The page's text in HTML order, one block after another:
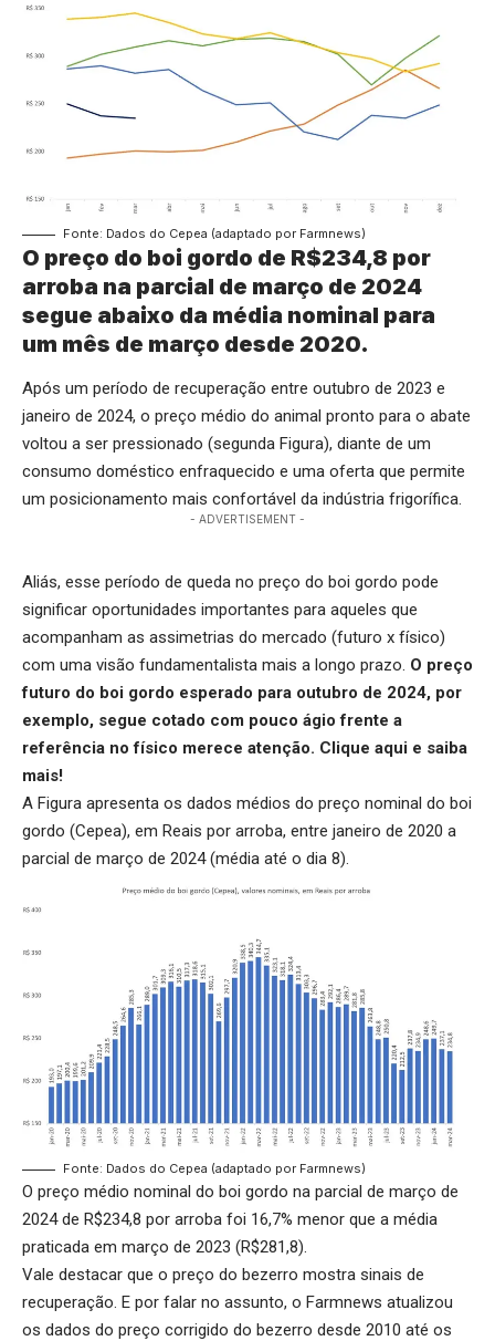
Fonte: Dados do Cepea (adaptado por Farmnews)
O preço do boi gordo de R$234,8 por
arroba na parcial de março de 2024
segue abaixo da média nominal para
um mês de março desde 2020.
Após um período de recuperação entre outubro de 2023 e
janeiro de 2024, o preço médio do animal pronto para o abate
voltou a ser pressionado (segunda Figura), diante de um
consumo doméstico enfraquecido e uma oferta que permite
um posicionamento mais confortável da indústria frigorífica.
- ADVERTISEMENT -
Aliás, esse período de queda no preço do boi gordo pode
significar oportunidades importantes para aqueles que
acompanham as assimetrias do mercado (futuro x físico)
com uma visão fundamentalista mais a longo prazo. O preço
futuro do boi gordo esperado para outubro de 2024, por
exemplo, segue cotado com pouco ágio frente a
referência no físico merece atenção. Clique aqui e saiba
mais!
A Figura apresenta os dados médios do preço nominal do boi
gordo (Cepea), em Reais por arroba, entre janeiro de 2020 a
parcial de março de 2024 (média até o dia 8).
Fonte: Dados do Cepea (adaptado por Farmnews)
O preço médio nominal do boi gordo na parcial de março de
2024 de R$234,8 por arroba foi 16,7% menor que a média
praticada em março de 2023 (R$281,8).
Vale destacar que o preço do bezerro mostra sinais de
recuperação. E por falar no assunto, o Farmnews atualizou
os dados do preço corrigido do bezerro desde 2010 até os